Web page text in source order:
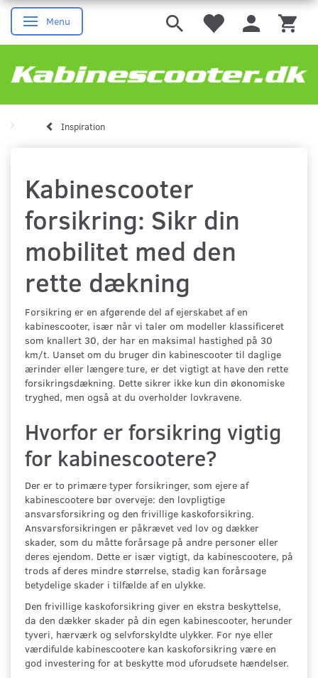
Skifte navigation
Menu
Inspiration
Kabinescooter
forsikring: Sikr din
mobilitet med den
rette dækning
Forsikring er en afgørende del af ejerskabet af en
kabinescooter, især når vi taler om modeller klassificeret
som knallert 30, der har en maksimal hastighed på 30
km/t. Uanset om du bruger din kabinescooter til daglige
ærinder eller længere ture, er det vigtigt at have den rette
forsikringsdækning. Dette sikrer ikke kun din økonomiske
tryghed, men også at du overholder lovkravene.
Hvorfor er forsikring vigtig
for kabinescootere?
Der er to primære typer forsikringer, som ejere af
kabinescootere bør overveje: den lovpligtige
ansvarsforsikring og den frivillige kaskoforsikring.
Ansvarsforsikringen er påkrævet ved lov og dækker
skader, som du måtte forårsage på andre personer eller
deres ejendom. Dette er især vigtigt, da kabinescootere, på
trods af deres mindre størrelse, stadig kan forårsage
betydelige skader i tilfælde af en ulykke.
Den frivillige kaskoforsikring giver en ekstra beskyttelse,
da den dækker skader på din egen kabinescooter, herunder
tyveri, hærværk og selvforskyldte ulykker. For nye eller
værdifulde kabinescootere kan kaskoforsikring være en
god investering for at beskytte mod uforudsete hændelser.